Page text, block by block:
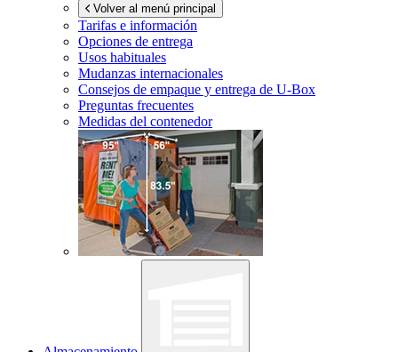
Volver al menú principal
Tarifas e información
Opciones de entrega
Usos habituales
Mudanzas internacionales
Consejos de empaque y entrega de U-Box
Preguntas frecuentes
Medidas del contenedor